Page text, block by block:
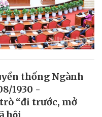
thống Ngành
1930 -
“đi trước, mở
hội